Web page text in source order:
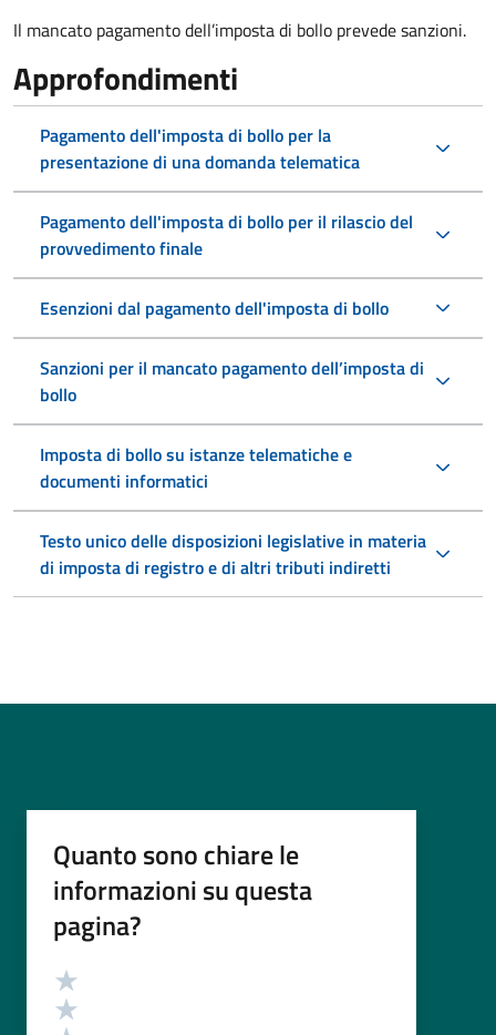
Il mancato pagamento dell’imposta di bollo prevede sanzioni.
Approfondimenti
Pagamento dell'imposta di bollo per la
presentazione di una domanda telematica
Pagamento dell'imposta di bollo per il rilascio del
provvedimento finale
Esenzioni dal pagamento dell'imposta di bollo
Sanzioni per il mancato pagamento dell’imposta di
bollo
Imposta di bollo su istanze telematiche e
documenti informatici
Testo unico delle disposizioni legislative in materia
di imposta di registro e di altri tributi indiretti
Quanto sono chiare le
informazioni su questa
pagina?
Valutazione